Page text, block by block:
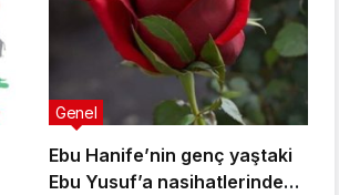
Ebu Hanife’nin genç yaştaki
Ebu Yusuf’a nasihatlerinden
Genel